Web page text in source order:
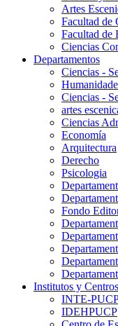
Artes
Facultad de
Facultad de
Ciencias
Departamentos
Ciencias -
Ciencias -
artes
Ciencias
Economía
Arquitectura
Derecho
Psicologia
Fondo
Institutos y Centros
INTE-
IDEHPUCP